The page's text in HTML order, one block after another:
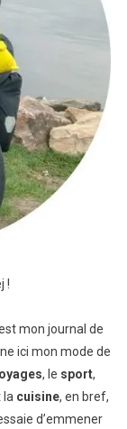
!
mon journal de
ici mon mode de
, le sport,
la cuisine, en bref,
d’emmener